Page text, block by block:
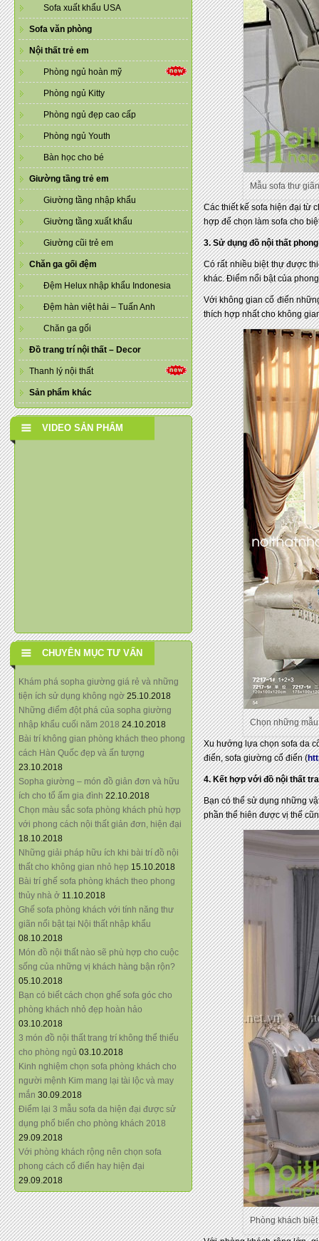
Sofa xuất khẩu USA
Sofa văn phòng
Nội thất trẻ em
Phòng ngủ hoàn mỹ
Phòng ngủ Kitty
Phòng ngủ đẹp cao cấp
Phòng ngủ Youth
Bàn học cho bé
Giường tầng trẻ em
Giường tầng nhập khẩu
Giường tầng xuất khẩu
Giường cũi trẻ em
Chăn ga gối đệm
Đệm Helux nhập khẩu Indonesia
Đệm hàn việt hải – Tuấn Anh
Chăn ga gối
Đồ trang trí nội thất – Decor
Thanh lý nội thất
Sản phẩm khác
VIDEO SẢN PHẨM
CHUYÊN MỤC TƯ VẤN
Khám phá sopha giường giá rẻ và những
tiện ích sử dụng không ngờ 25.10.2018
Những điểm đột phá của sopha giường
nhập khẩu cuối năm 2018 24.10.2018
Bài trí không gian phòng khách theo phong
cách Hàn Quốc đẹp và ấn tượng
23.10.2018
Sopha giường – món đồ giản đơn và hữu
ích cho tổ ấm gia đình 22.10.2018
Chọn màu sắc sofa phòng khách phù hợp
với phong cách nội thất giản đơn, hiện đại
18.10.2018
Những giải pháp hữu ích khi bài trí đồ nội
thất cho không gian nhỏ hẹp 15.10.2018
Bài trí ghế sofa phòng khách theo phong
thủy nhà ở 11.10.2018
Ghế sofa phòng khách với tính năng thư
giãn nổi bật tại Nội thất nhập khẩu
08.10.2018
Món đồ nội thất nào sẽ phù hợp cho cuộc
sống của những vị khách hàng bận rộn?
05.10.2018
Bạn có biết cách chọn ghế sofa góc cho
phòng khách nhỏ đẹp hoàn hảo
03.10.2018
3 món đồ nội thất trang trí không thể thiếu
cho phòng ngủ 03.10.2018
Kinh nghiệm chọn sofa phòng khách cho
người mệnh Kim mang lại tài lộc và may
mắn 30.09.2018
Điểm lại 3 mẫu sofa da hiện đại được sử
dụng phổ biến cho phòng khách 2018
29.09.2018
Với phòng khách rộng nên chọn sofa
phong cách cổ điển hay hiện đại
29.09.2018
Mẫu sofa thư
Các thiết kế sofa hiện đại từ
hợp để chọn làm sofa cho
3. Sử dụng đồ nội thất
Có rất nhiều biệt thự được
khác. Điểm nổi bật của
Với không gian cổ điển
thích hợp nhất cho không
Chọn những
Xu hướng lựa chọn sofa da
điển, sofa giường cổ điển (
4. Kết hợp với đồ nội thất
Bạn có thể sử dụng những
phần thể hiên được vị thế
Phòng khách